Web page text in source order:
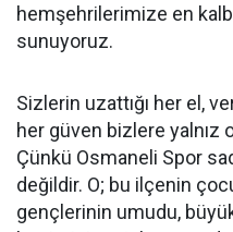
hemşehrilerimize en
sunuyoruz.
Sizlerin uzattığı her el,
her güven bizlere yalnız
Çünkü Osmaneli Spor
değildir. O; bu ilçenin
gençlerinin umudu,